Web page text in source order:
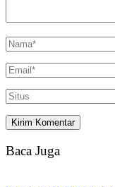
Baca Juga